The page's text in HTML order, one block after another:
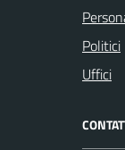
Politici
Uffici